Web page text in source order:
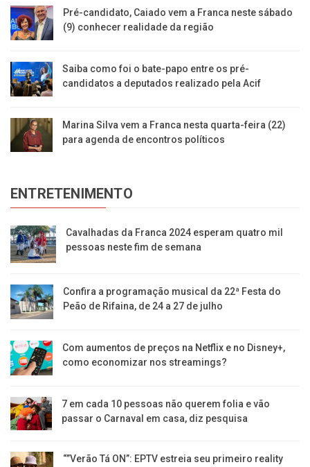
Pré-candidato, Caiado vem a Franca neste sábado
(9) conhecer realidade da região
Saiba como foi o bate-papo entre os pré-
candidatos a deputados realizado pela Acif
Marina Silva vem a Franca nesta quarta-feira (22)
para agenda de encontros políticos
ENTRETENIMENTO
Cavalhadas da Franca 2024 esperam quatro mil
pessoas neste fim de semana
Confira a programação musical da 22ª Festa do
Peão de Rifaina, de 24 a 27 de julho
Com aumentos de preços na Netflix e no Disney+,
como economizar nos streamings?
7 em cada 10 pessoas não querem folia e vão
passar o Carnaval em casa, diz pesquisa
“”Verão Tá ON”: EPTV estreia seu primeiro reality